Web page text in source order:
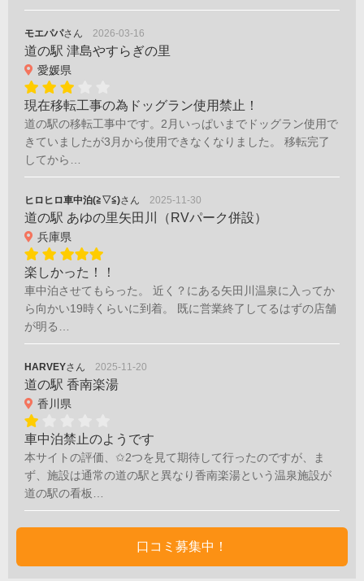
モエパパさん 2026-03-16
道の駅 津島やすらぎの里
愛媛県
現在移転工事の為ドッグラン使用禁止！
道の駅の移転工事中です。2月いっぱいまでドッグラン使用で
きていましたが3月から使用できなくなりました。 移転完了
してから…
ヒロヒロ車中泊(≧▽≦)さん 2025-11-30
道の駅 あゆの里矢田川（RVパーク併設）
兵庫県
楽しかった！！
車中泊させてもらった。 近く？にある矢田川温泉に入ってか
ら向かい19時くらいに到着。 既に営業終了してるはずの店舗
が明る…
HARVEYさん 2025-11-20
道の駅 香南楽湯
香川県
車中泊禁止のようです
本サイトの評価、✩2つを見て期待して行ったのですが、ま
ず、施設は通常の道の駅と異なり香南楽湯という温泉施設が
道の駅の看板…
口コミ募集中！